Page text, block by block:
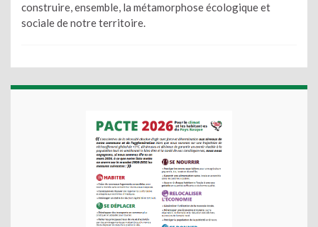
construire, ensemble, la métamorphose écologique et
sociale de notre territoire.